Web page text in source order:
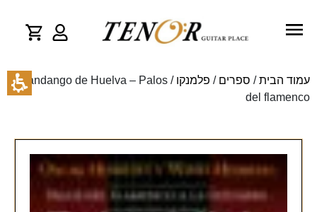
עמוד הבית/ ספרים / פלמנקו
/ Fandango de Huelva – Palos
del flamenco